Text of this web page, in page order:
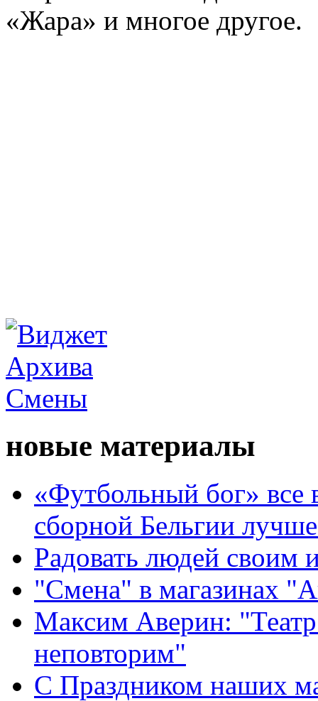
«Жара» и многое другое.
новые материалы
«Футбольный бог» все
сборной Бельгии
Радовать людей своим
"Смена" в магазинах
Максим Аверин:
неповторим"
С Праздником наших